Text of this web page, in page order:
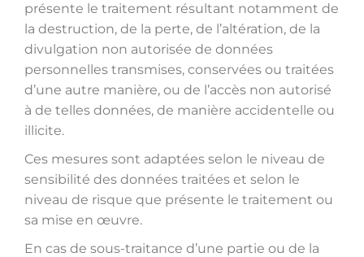
présente le traitement résultant notamment de
la destruction, de la perte, de l’altération, de la
divulgation non autorisée de données
personnelles transmises, conservées ou traitées
d’une autre manière, ou de l’accès non autorisé
à de telles données, de manière accidentelle ou
illicite.
Ces mesures sont adaptées selon le niveau de
sensibilité des données traitées et selon le
niveau de risque que présente le traitement ou
sa mise en œuvre.
En cas de sous-traitance d’une partie ou de la